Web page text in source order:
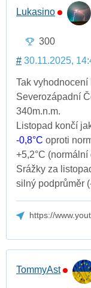
Lukasino
300
# 30.11.2025,
Tak
Severozápadní
340m.n.m.
Listopad končí
-0,8°C oproti
+5,2°C
Srážky za
silný podprůměr
https://
TommyAst